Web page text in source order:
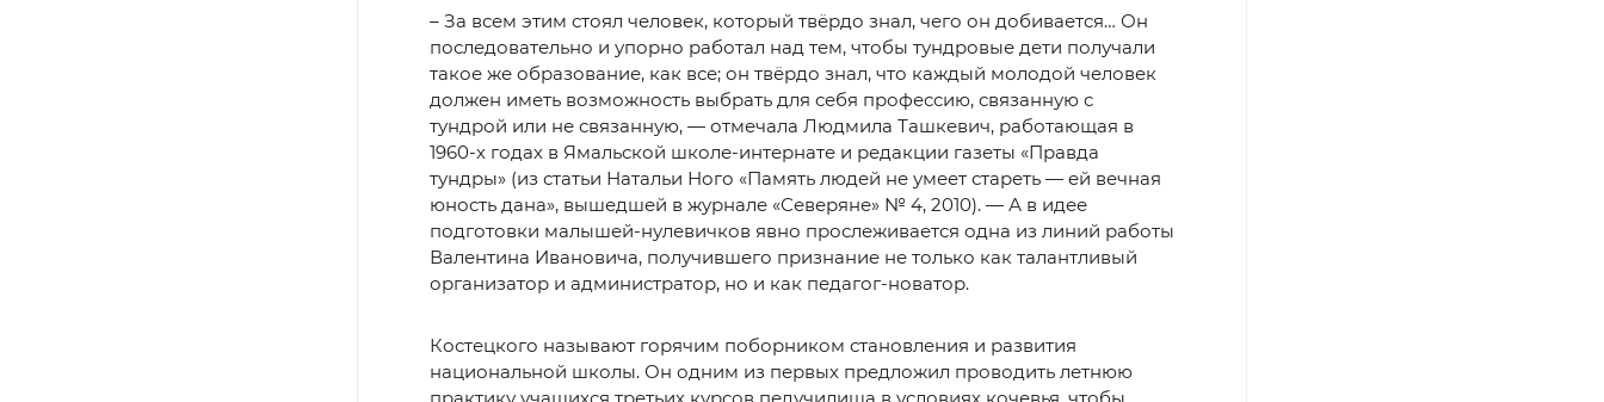
– За всем этим стоял человек, который твёрдо знал, чего он добивается… Он
последовательно и упорно работал над тем, чтобы тундровые дети получали
такое же образование, как все; он твёрдо знал, что каждый молодой человек
должен иметь возможность выбрать для себя профессию, связанную с
тундрой или не связанную, — отмечала Людмила Ташкевич, работающая в
1960-х годах в Ямальской школе-интернате и редакции газеты «Правда
тундры» (из статьи Натальи Ного «Память людей не умеет стареть — ей вечная
юность дана», вышедшей в журнале «Северяне» № 4, 2010). — А в идее
подготовки малышей-нулевичков явно прослеживается одна из линий работы
Валентина Ивановича, получившего признание не только как талантливый
организатор и администратор, но и как педагог-новатор.
Костецкого называют горячим поборником становления и развития
национальной школы. Он одним из первых предложил проводить летнюю
практику учащихся третьих курсов педучилища в условиях кочевья, чтобы